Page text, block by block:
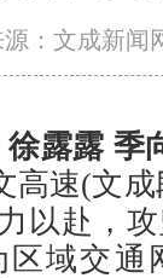
源：文成新闻
露露 季
高速(文
以赴，
域交通